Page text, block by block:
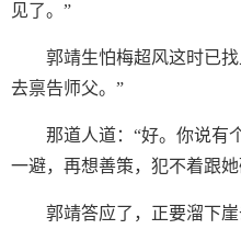
见了。”
郭靖生怕梅超风这时已
去禀告师父。”
那道人道：“好。你说有
一避，再想善策，犯不着跟
郭靖答应了，正要溜下